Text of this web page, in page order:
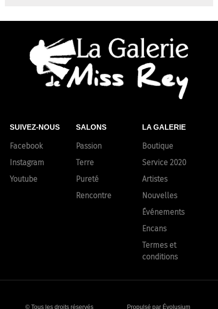
SUIVEZ-NOUS
Facebook
Instagram
Youtube
SALONS
Passion
Terre
Pureté
Rencontre
LA GALERIE
Boutique
Service 2020
Artistes
Nouvelles
Événements
Encans
Termes et
conditions
© Tous les droits réservés Propulsé par Évolusium